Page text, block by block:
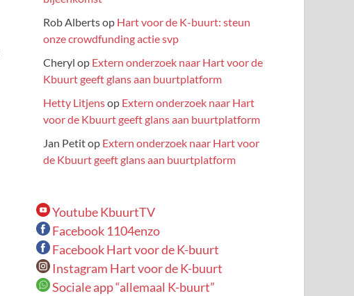
Rob Albertsop Hart voor de K-buurt: steun
onze crowdfunding actie svp
Cheryl op Extern onderzoek naar Hart voor de
Kbuurt geeft glans aan buurtplatform
Hetty Litjensop Extern onderzoek naar Hart
voor de Kbuurt geeft glans aan buurtplatform
Jan Petitop Extern onderzoek naar Hart voor
de Kbuurt geeft glans aan buurtplatform
Youtube KbuurtTV
Facebook 1104enzo
Facebook Hart voor de K-buurt
Instagram Hart voor de K-buurt
Sociale app “allemaal K-buurt”